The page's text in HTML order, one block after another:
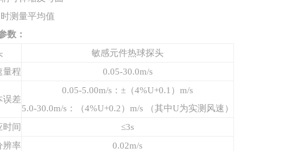
测量平均值
数：
敏感元件热球探头
量程
0.05-30.0m/s
误差
0.05-5.00m/s：±（4%U+0.1）m/s
5.0-30.0m/s：（4%U+0.2）m/s （其中U为实测风速）
时间
≤3s
辨率
0.02m/s